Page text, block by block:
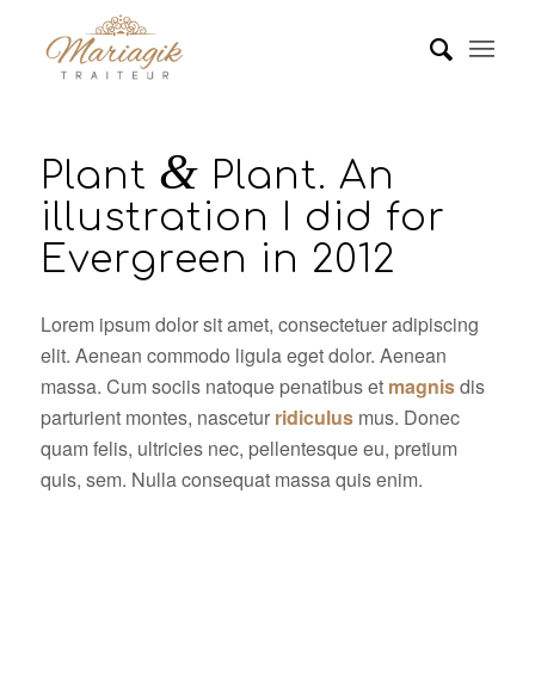
Plant & Plant. An
illustration I did for
Evergreen in 2012
Lorem ipsum dolor sit amet, consectetuer adipiscing
elit. Aenean commodo ligula eget dolor. Aenean
massa. Cum sociis natoque penatibus et magnisdis
parturient montes, nascetur ridiculusmus. Donec
quam felis, ultricies nec, pellentesque eu, pretium
quis, sem. Nulla consequat massa quis enim.